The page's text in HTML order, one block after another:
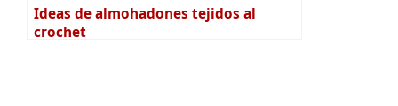
Ideas de almohadones tejidos al
crochet